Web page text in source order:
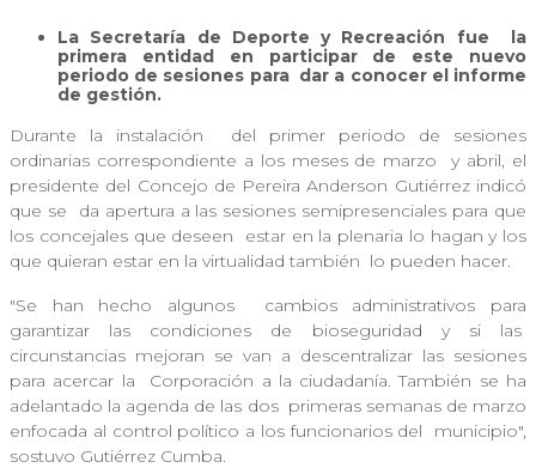
La Secretaría de Deporte y Recreación fue
la
primera entidad en participar de este nuevo
periodo de sesiones para dar a conocer el informe
de gestión.
Durante la instalación
del primer periodo de sesiones
ordinarias correspondiente a los meses de marzo
y abril, el
presidente del Concejo de Pereira Anderson Gutiérrez indicó
que se
da apertura a las sesiones semipresenciales para que
los concejales que deseen
estar en la plenaria lo hagan y los
que quieran estar en la virtualidad también lo pueden hacer.
"Se han hecho algunos
cambios administrativos para
garantizar las condiciones de bioseguridad y si las
circunstancias mejoran se van a descentralizar las sesiones
para acercar la
Corporación a la ciudadanía. También se ha
adelantado la agenda de las dos primeras semanas de marzo
enfocada al control político a los funcionarios del
municipio",
sostuvo Gutiérrez Cumba.